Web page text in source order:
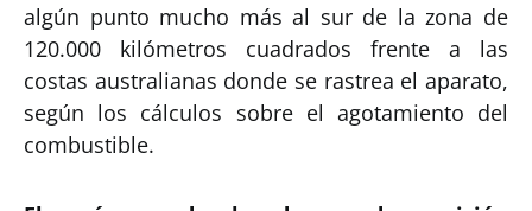
algún punto mucho más al sur de la zona de
120.000 kilómetros cuadrados frente a las
costas australianas donde se rastrea el aparato,
según los cálculos sobre el agotamiento del
combustible.